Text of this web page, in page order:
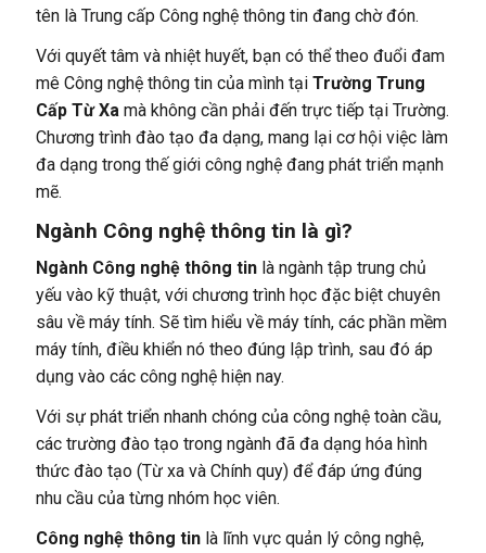
tên là Trung cấp Công nghệ thông tin đang chờ đón.
Với quyết tâm và nhiệt huyết, bạn có thể theo đuổi đam
mê Công nghệ thông tin của mình tại Trường Trung
Cấp Từ Xa mà không cần phải đến trực tiếp tại Trường.
Chương trình đào tạo đa dạng, mang lại cơ hội việc làm
đa dạng trong thế giới công nghệ đang phát triển mạnh
mẽ.
Ngành Công nghệ thông tin là gì?
Ngành Công nghệ thông tinlà ngành tập trung chủ
yếu vào kỹ thuật, với chương trình học đặc biệt chuyên
sâu về máy tính. Sẽ tìm hiểu về máy tính, các phần mềm
máy tính, điều khiển nó theo đúng lập trình, sau đó áp
dụng vào các công nghệ hiện nay.
Với sự phát triển nhanh chóng của công nghệ toàn cầu,
các trường đào tạo trong ngành đã đa dạng hóa hình
thức đào tạo (Từ xa và Chính quy) để đáp ứng đúng
nhu cầu của từng nhóm học viên.
Công nghệ thông tinlà lĩnh vực quản lý công nghệ,